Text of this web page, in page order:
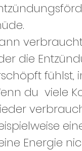
die
fühlst,
du  viele
Energie